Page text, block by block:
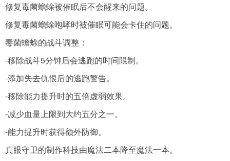
修复毒菌蟾蜍被催眠后不会醒来的问题。
修复毒菌蟾蜍咆哮时被催眠可能会卡住的问题。
毒菌蟾蜍的战斗调整：
-移除战斗5分钟后会逃跑的时间限制。
-添加失去仇恨后的逃跑警告。
-移除能力提升时的五倍虚弱效果。
-减少血量上限到大约五分之一。
-能力提升时获得额外防御。
真眼守卫的制作科技由魔法二本降至魔法一本。